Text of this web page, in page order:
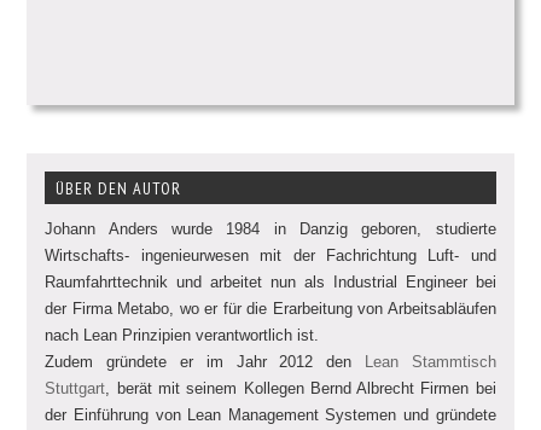
ÜBER DEN AUTOR
Johann Anders wurde 1984 in Danzig geboren, studierte
Wirtschafts- ingenieurwesen mit der Fachrichtung Luft- und
Raumfahrttechnik und arbeitet nun als Industrial Engineer bei
der Firma Metabo, wo er für die Erarbeitung von Arbeitsabläufen
nach Lean Prinzipien verantwortlich ist.
Zudem gründete er im Jahr 2012 den Lean Stammtisch
Stuttgart , berät mit seinem Kollegen Bernd Albrecht Firmen bei
der Einführung von Lean Management Systemen und gründete